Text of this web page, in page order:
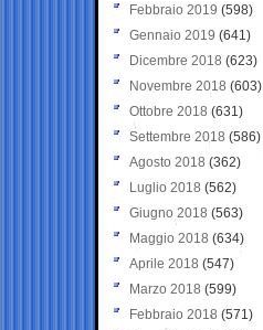
Febbraio 2019 (598)
Gennaio 2019 (641)
Dicembre 2018 (623)
Novembre 2018 (603)
Ottobre 2018 (631)
Settembre 2018 (586)
Agosto 2018 (362)
Luglio 2018 (562)
Giugno 2018 (563)
Maggio 2018 (634)
Aprile 2018 (547)
Marzo 2018 (599)
Febbraio 2018 (571)